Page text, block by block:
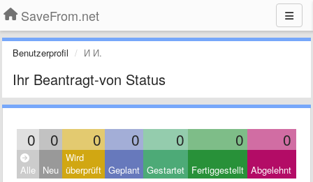
SaveFrom.net
Benutzerprofil И И.
Ihr Beantragt-von Status
0 0 0 0 0 0 0
Alle Neu
Wird
überprüft Geplant Gestartet Fertiggestellt Abgelehnt